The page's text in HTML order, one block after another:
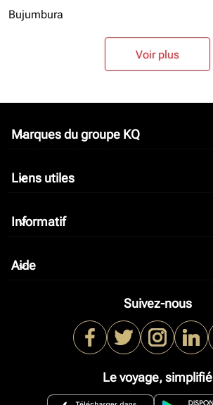
Bujumbura
Voir plus
Marques du groupe KQ
keyboard_arrow_down
Liens utiles
keyboard_arrow_down
Informatif
keyboard_arrow_down
Aide
keyboard_arrow_down
Suivez-nous
Le voyage, simplifié